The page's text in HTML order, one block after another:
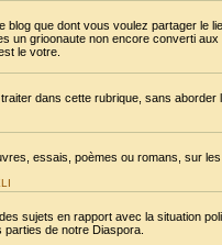
blog que dont vous voulez partager le
un grioonaute non encore converti
le votre.
dans cette rubrique, sans
essais, poèmes ou romans, sur
sujets en rapport avec la situation
de notre Diaspora.